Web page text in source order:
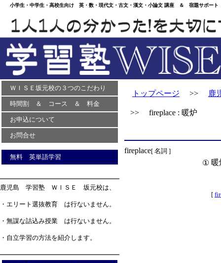
小学生・中学生・高校生向け 英・数・現代文・古文・漢文・小論文 講座 ＆ 宿題サポー
ＷＩＳＥ坂元校の３つのこだわり
時間割 ＆ コース ＆ 料金
お申込について
お問合せ
無料 英単語学習
鹿児島 学習塾 ＷＩＳＥ 坂元校は、
・エリート選抜教育 は行ないません。
・無謀な詰込み授業 は行ないません。
・自立学習の方法を紹介します。
トップページ >> 鹿
>> fireplace : 暖炉
fireplace[ 名詞 ]
① 暖
[